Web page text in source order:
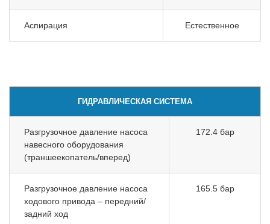
Аспирация Естественное
ГИДРАВЛИЧЕСКАЯ СИСТЕМА
Разгрузочное давление насоса
навесного оборудования
(траншеекопатель/вперед)
172.4 бар
Разгрузочное давление насоса
ходового привода – передний/
задний ход
165.5 бар